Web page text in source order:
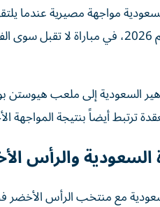
مواجهة مصيرية عندما يلتقي
السعودية إلى ملعب
ترتبط أيضاً بنتيجة المواجهة
السعودية والرأس